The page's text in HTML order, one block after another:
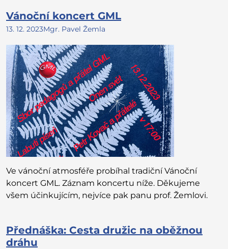
Vánoční koncert GML
13. 12. 2023Mgr. Pavel Žemla
Ve vánoční atmosféře probíhal tradiční Vánoční
koncert GML. Záznam koncertu níže. Děkujeme
všem účinkujícím, nejvíce pak panu prof. Žemlovi.
Přednáška: Cesta družic na oběžnou
dráhu